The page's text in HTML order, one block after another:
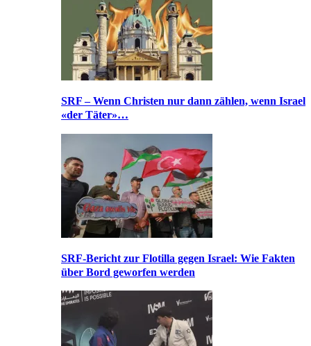
SRF – Wenn Christen nur dann zählen, wenn Israel
«der Täter»…
SRF-Bericht zur Flotilla gegen Israel: Wie Fakten
über Bord geworfen werden